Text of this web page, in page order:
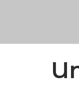
Inhalt